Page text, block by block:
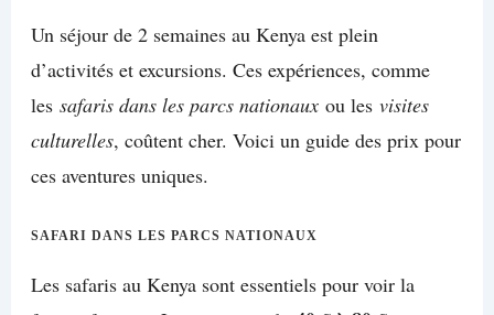
Un séjour de 2 semaines au Kenya est plein
d’activités et excursions. Ces expériences, comme
les safaris dans les parcs nationauxou les visites
culturelles, coûtent cher. Voici un guide des prix pour
ces aventures uniques.
SAFARI DANS LES PARCS NATIONAUX
Les safaris au Kenya sont essentiels pour voir la